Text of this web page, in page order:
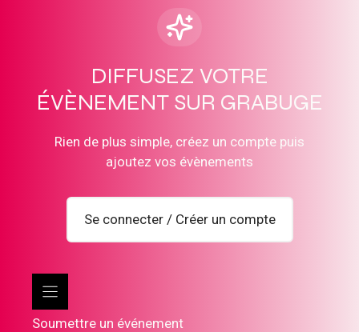
DIFFUSEZ VOTRE
ÉVÈNEMENT SUR GRABUGE
Rien de plus simple, créez un compte puis
ajoutez vos évènements
Se connecter / Créer un compte
Soumettre un événement